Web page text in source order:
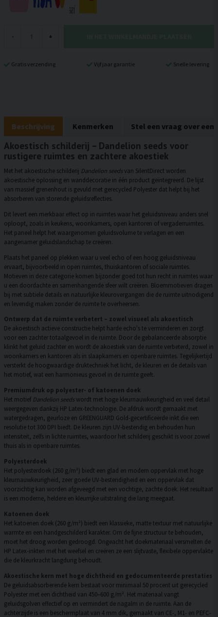
- +
Gratis verzending Vijf jaar garantie Snelle levering
Beschrijving Kenmerken Stel een vraag over een
Akoestisch schilderij – Dandelion seeds voor
rustigere ruimtes en zachtere akoestiek
Met het akoestische schilderij Dandelion seedsvan SilentDirect worden
akoestische oplossing en wanddecoratie in één product geïntegreerd. De lijst
van massief grenenhout is gevuld met gerecycled Polyester dat helpt bij het
absorberen van storende geluidsreflecties.
Dit levert een merkbaar effect op in ruimtes waar het geluidsniveau anders snel
oploopt, zoals in keukens, woonkamers, open kantoren of vergaderruimtes.
Het paneel helpt het waargenomen geluidsvolume te verlagen en een
aangenamer geluidslandschap te creëren.
Plaats het paneel op plekken waar u veel echo of een hoog geluidsniveau
ervaart, bijvoorbeeld in open ruimtes, thuiskantoren of sociale ruimtes.
Motieven in deze categorie komen bijzonder goed tot hun recht in ruimtes waar
u een doordachte en samenhangende sfeer wilt creëren. Bloemmotieven dragen
bij met subtiele details en natuurlijke kleurovergangen die de ruimte uitnodigend
en levendig maken zonder de ruimte te overheersen.
Ontwerp dat de ruimte verbetert – zowel visueel als akoestisch
De akoestisch actieve constructie helpt harde echo's te verminderen en zorgt
voor een zachter totaalgevoel in de ruimte. Door de gebalanceerde absorptie
klinkt het geluid zachter en wordt de akoestiek van de ruimte verbeterd, zowel in
woonkamers en kantoren als in slaapkamers en openbare ruimtes. Tegelijkertijd
versterkt de hoogwaardige druktechniek het licht, de kleuren en de details van
het motief, wat een harmonieus gevoel in de ruimte geeft.
Premiumdruk op polyester- of katoenen doek
Het motief Dandelion seedswordt met hoge kleurnauwkeurigheid en veel detail
weergegeven dankzij HP Latex-technologie. De afdruk wordt gemaakt met
watergedragen, geurloze en GREENGUARD Gold-gecertificeerde inkt die een
resolutie tot 300 DPI biedt. De kleuren zijn UV-bestendig en behouden hun
intensiteit, zelfs in lichte ruimtes, waardoor het schilderij geschikt is voor zowel
thuis als in openbare ruimtes.
Polyesterdoek
Het polyesterdoek (260 g/m²) biedt een glad en modern oppervlak met hoge
kleurnauwkeurigheid, zeer goede UV-bestendigheid en een oppervlak dat
voorzichtig kan worden afgeveegd met een vochtige, zachte doek. Het resultaat
is een moderne, heldere en kleurrijke uitstraling die lang meegaat.
Katoenen doek
Het katoenen doek (260 g/m²) biedt een klassieke, matte textuur met natuurlijke
warmte en een handgeschilderd karakter. Om de fijne structuur te behouden,
moet het droog worden gedroogd. Ongeacht het doekmateriaal versmelten de
HP Latex-inkten met het weefsel en creëren ze een slijtvaste, flexibele oppervlakte
die de kleurkracht langdurig behoudt.
Akoestische kern met hoge dichtheid en gedocumenteerde prestaties
De geluidsabsorberende kern bestaat voor minimaal 50 procent uit gerecycled
Polyester met een dichtheid van 450–600 g/m². Het materiaal vangt
geluidsgolven effectief op en vermindert de nagalm in de ruimte. Aan de
achterzijde is een beschermplaat van 4 mm dik, gemaakt van CE-, M1- en PEFC-